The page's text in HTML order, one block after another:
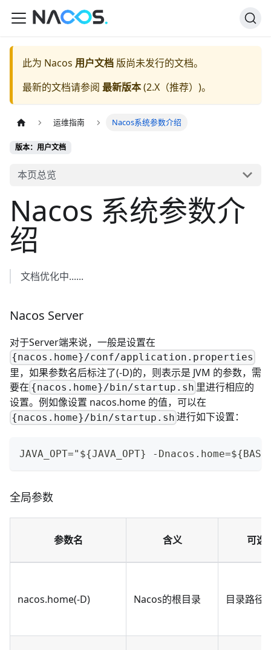
此为 Nacos 用户文档 版尚未发行的文档。
最新的文档请参阅 最新版本(2.X（推荐） )。
运维指南 Nacos系统参数介绍
版本：用户文档
本页总览
Nacos 系统参数介
绍
文档优化中......
Nacos Server
对于Server端来说，一般是设置在
{nacos.home}/conf/application.properties
里，如果参数名后标注了(-D)的，则表示是 JVM 的参数，需
要在 {nacos.home}/bin/startup.sh 里进行相应的
设置。例如像设置 nacos.home 的值，可以在
{nacos.home}/bin/startup.sh 进行如下设置：
JAVA_OPT="${JAVA_OPT} -
全局参数
参数名 含义 可选
nacos.home(-D) Nacos的根目录 目录路径